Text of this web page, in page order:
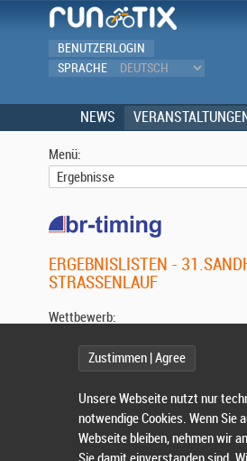
BENUTZERLOGIN
SPRACHE
NEWS
Menü:
ERGEBNISLISTEN -
STRASSENLAUF
Wettbewerb:
Wählen Sie einen
Zustimmen | Agree
Unsere Webseite nutzt nur
notwendige Cookies. Wenn Sie
Webseite bleiben, nehmen wir